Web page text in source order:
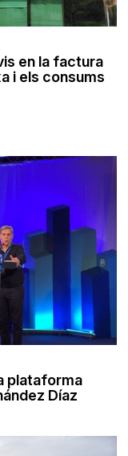
en la factura
i els consums
plataforma
Díaz